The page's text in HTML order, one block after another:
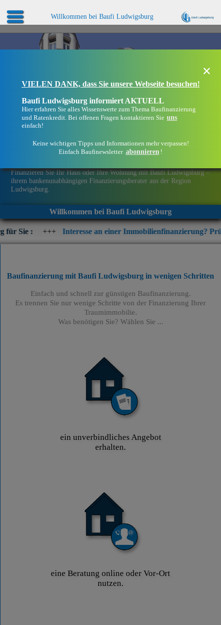
Willkommen bei Baufi Ludwigsburg
Finanzieren Sie Ihr Haus oder Ihre Wohnung mit Baufi Ludwigsburg –
ihrem bankenunabhängigen Finanzierungsberater aus der Region
Ludwigsburg.
Willkommen bei Baufi Ludwigsburg
Interesse an einer Immobilienfinanzierung? Prüfen Sie jetzt
×
VIELEN DANK, dass Sie unsere Webseite besuchen!
Baufi Ludwigsburg informiert AKTUELL
Hier erfahren Sie alles Wissenswerte zum Thema Baufinanzierung
und Ratenkredit. Bei offenen Fragen kontaktieren Sie uns
einfach!
Keine wichtigen Tipps und Informationen mehr verpassen!
Einfach Baufinewsletter abonnieren !
Baufinanzierung mit Baufi Ludwigsburg in wenigen Schritten
Einfach und schnell zur günstigen Baufinanzierung.
Es trennen Sie nur wenige Schritte von der Finanzierung Ihrer
Traumimmobilie.
Was benötigen Sie? Wählen Sie ...
ein unverbindliches Angebot
erhalten.
eine Beratung online oder Vor-Ort
nutzen.